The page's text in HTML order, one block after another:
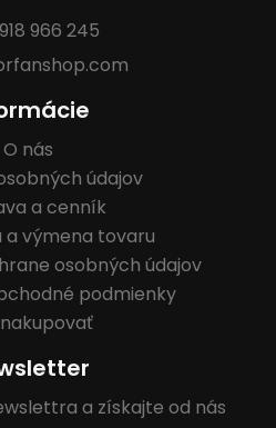
966 245
O nás
údajov
a cenník
a výmena tovaru
osobných údajov
podmienky
a získajte od nás